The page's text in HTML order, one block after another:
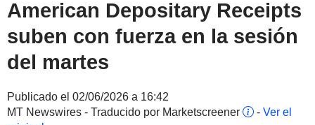
American Depositary Receipts
suben con fuerza en la sesión
del martes
Publicado el 02/06/2026 a 16:42
MT Newswires - Traducido por Marketscreener
- Ver el